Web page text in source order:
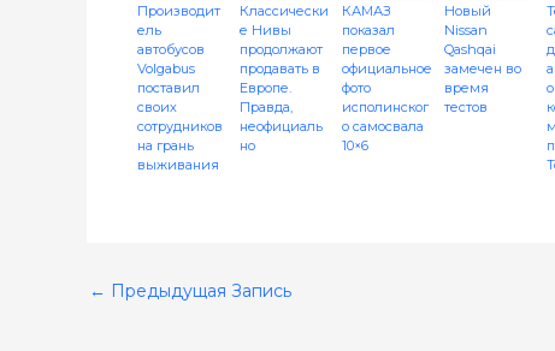
Производит
ель
автобусов
Volgabus
поставил
своих
сотрудников
на грань
выживания
Классически
е Нивы
продолжают
продавать в
Европе.
Правда,
неофициаль
но
КАМАЗ
показал
первое
официальное
фото
исполинског
о самосвала
10×6
Новый
Nissan
Qashqai
замечен во
время
тестов
← Предыдущая Запись